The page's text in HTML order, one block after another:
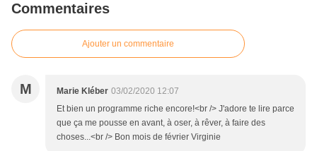
Commentaires
Ajouter un commentaire
M Marie Kléber 03/02/2020 12:07
Et bien un programme riche encore!<br /> J'adore te lire parce
que ça me pousse en avant, à oser, à rêver, à faire des
choses...<br /> Bon mois de février Virginie